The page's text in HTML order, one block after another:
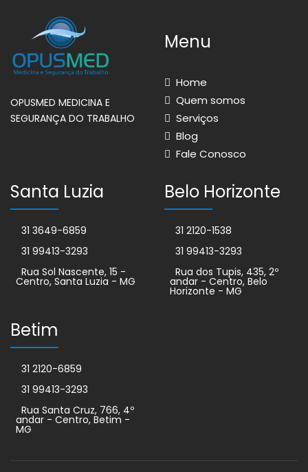
OPUSMED MEDICINA E
SEGURANÇA DO TRABALHO
Menu
Home
Quem somos
Serviços
Blog
Fale Conosco
Santa Luzia
31 3649-6859
31 99413-3293
Rua Sol Nascente, 15 -
Centro, Santa Luzia - MG
Belo Horizonte
31 2120-1538
31 99413-3293
Rua dos Tupis, 435, 2º
andar - Centro, Belo
Horizonte - MG
Betim
31 2120-6859
31 99413-3293
Rua Santa Cruz, 766, 4º
andar - Centro, Betim -
MG